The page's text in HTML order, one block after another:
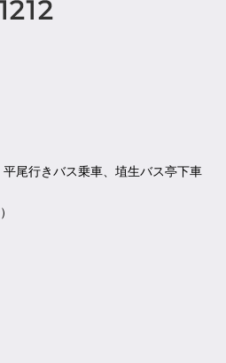
尾行きバス乗車、埴生バス亭下車